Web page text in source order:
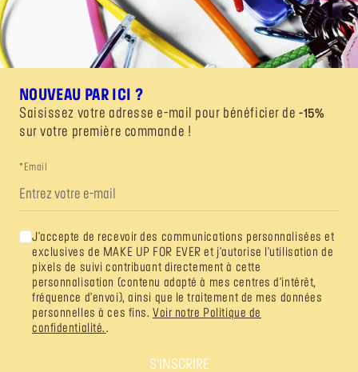
NOUVEAU PAR ICI ?
Saisissez votre adresse e-mail pour bénéficier de -15%
sur votre première commande !
*Email
J'accepte de recevoir des communications personnalisées et
exclusives de MAKE UP FOR EVER et j'autorise l'utilisation de
pixels de suivi contribuant directement à cette
personnalisation (contenu adapté à mes centres d'intérêt,
fréquence d'envoi), ainsi que le traitement de mes données
personnelles à ces fins. Voir notre Politique de
confidentialité. .
S’INSCRIRE